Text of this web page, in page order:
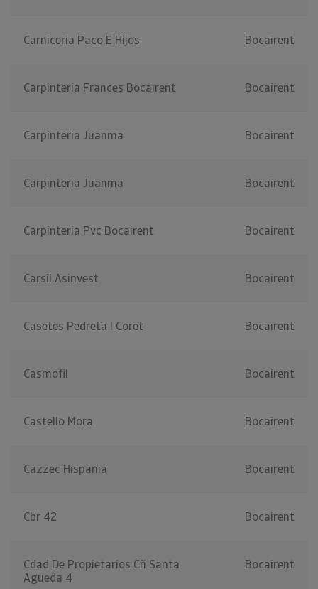
Carniceria Paco E Hijos Bocairent
Carpinteria Frances Bocairent Bocairent
Carpinteria Juanma Bocairent
Carpinteria Juanma Bocairent
Carpinteria Pvc Bocairent Bocairent
Carsil Asinvest Bocairent
Casetes Pedreta I Coret Bocairent
Casmofil Bocairent
Castello Mora Bocairent
Cazzec Hispania Bocairent
Cbr 42 Bocairent
Cdad De Propietarios Cñ Santa
Agueda 4
Bocairent